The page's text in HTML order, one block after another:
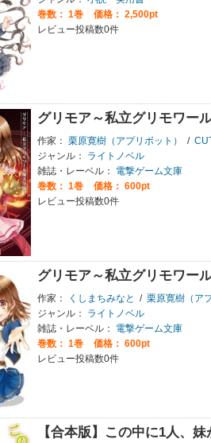
巻数： 1巻
価格： 2,500pt
レビュー投稿数0件
グリモア～私立グリモワー
作家： 栗原寛樹（アプリボット） /
ジャンル：
ライトノベル
雑誌・レーベル：
電撃ゲーム文庫
巻数： 1巻
価格： 600pt
レビュー投稿数0件
グリモア～私立グリモワー
作家： くしまちみなと / 栗原寛樹（ア
ジャンル：
ライトノベル
雑誌・レーベル：
電撃ゲーム文庫
巻数： 1巻
価格： 600pt
レビュー投稿数0件
【合本版】この中に1人、